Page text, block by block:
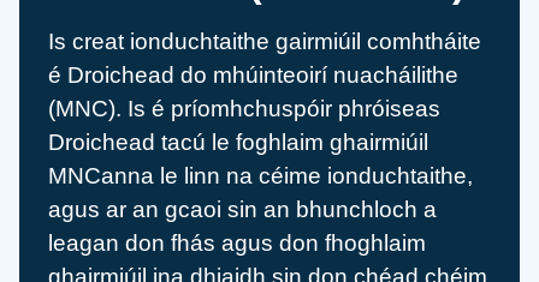
Is creat ionduchtaithe gairmiúil comhtháite
é Droichead do mhúinteoirí nuacháilithe
(MNC). Is é príomhchuspóir phróiseas
Droichead tacú le foghlaim ghairmiúil
MNCanna le linn na céime ionduchtaithe,
agus ar an gcaoi sin an bhunchloch a
leagan don fhás agus don fhoghlaim
ghairmiúil ina dhiaidh sin don chéad chéim